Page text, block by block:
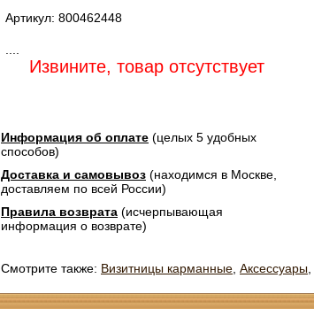
Артикул: 800462448
Извините, товар отсутствует
Информация об оплате (целых 5 удобных
способов)
Доставка и самовывоз (находимся в Москве,
доставляем по всей России)
Правила возврата (исчерпывающая
информация о возврате)
Смотрите также: Визитницы карманные Аксессуары